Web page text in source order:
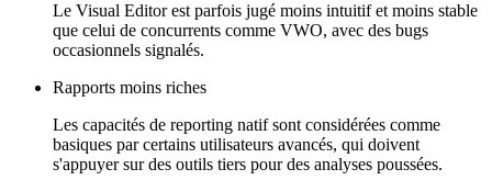
Le Visual Editor est parfois jugé moins intuitif et moins stable
que celui de concurrents comme VWO, avec des bugs
occasionnels signalés.
Rapports moins riches
Les capacités de reporting natif sont considérées comme
basiques par certains utilisateurs avancés, qui doivent
s'appuyer sur des outils tiers pour des analyses poussées.